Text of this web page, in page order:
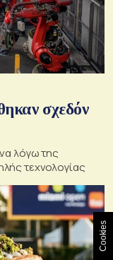
σχεδόν
λόγω της
τεχνολογίας
Cookies